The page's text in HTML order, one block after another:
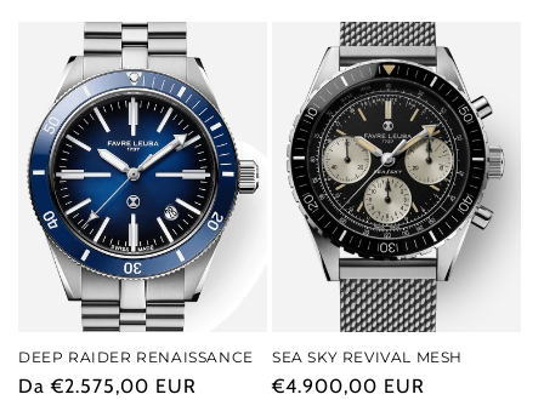
listino
DEEP RAIDER RENAISSANCE
Prezzo
Da €2.575,00 EUR
SEA SKY REVIVAL MESH
Prezzo
€4.900,00 EUR